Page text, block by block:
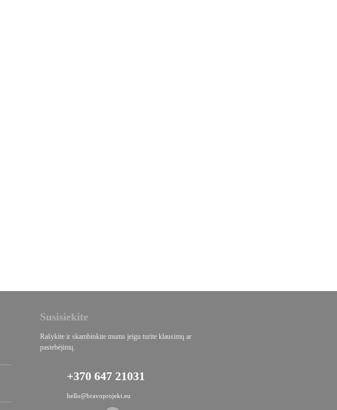
Susisiekite
Rašykite ir skambinkite mums jeigu turite klausimų ar
pastebėjimų.
+370 647 21031
hello@bravoprojekt.eu